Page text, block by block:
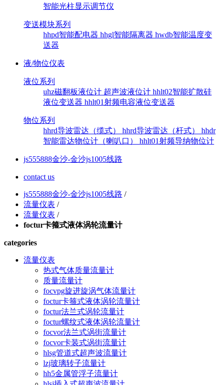
智能光柱显示调节仪
变送模块系列
hhpd智能配电器 hhgl智能隔离器 hwdb智能温度变
送器
液/物位仪表
液位系列
uhz磁翻板液位计 超声波液位计 hhlt02智能扩散硅
液位变送器 hhlt01射频电容液位变送器
物位系列
hhrd导波雷达（缆式） hhrd导波雷达（杆式） hhdr
智能雷达物位计（喇叭口） hhlt01射频导纳物位计
js555888金沙-金沙js1005线路
contact us
js555888金沙-金沙js1005线路 /
流量仪表 /
流量仪表 /
foctur卡箍式液体涡轮流量计
categories
流量仪表
热式气体质量流量计
质量流量计
focvpg旋进旋涡气体流量计
foctur卡箍式液体涡轮流量计
foctur法兰式涡轮流量计
foctur螺纹式液体涡轮流量计
focvor法兰式涡街流量计
focvor卡装式涡街流量计
hlsg管道式超声波流量计
lzj玻璃转子流量计
hh5金属管浮子流量计